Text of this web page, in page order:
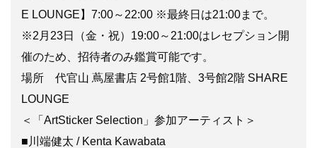
E LOUNGE】7:00～22:00 ※最終日は21:00まで。
※2月23日（金・祝）19:00～21:00はレセプション開
催のため、招待者のみ鑑賞可能です。
場所 代官山 蔦屋書店 2号館1階、3号館2階 SHARE
LOUNGE
＜「ArtSticker Selection」参加アーティスト＞
■川端健太 / Kenta Kawabata